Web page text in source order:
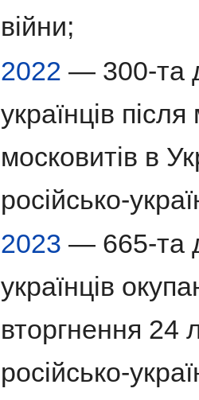
війни;
2022 — 300-та
українців
московитів в
російсько-
2023 — 665-та
українців
вторгнення 24
російсько-